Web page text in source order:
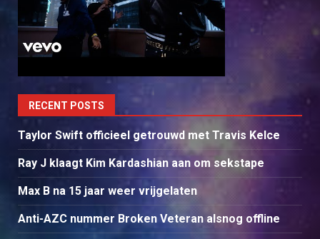
RECENT POSTS
Taylor Swift officieel getrouwd met Travis Kelce
Ray J klaagt Kim Kardashian aan om sekstape
Max B na 15 jaar weer vrijgelaten
Anti-AZC nummer Broken Veteran alsnog offline